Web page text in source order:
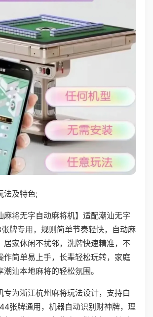
法及特色;
麻将无字自动麻将机】适配潮汕无字
牌专用，规则简单节奏轻快，自动麻
居家休闲不扰邻，洗牌快速精准，不
作简单易上手，长辈轻松玩转，家庭
汕本地麻将的轻松氛围。
专为浙江杭州麻将玩法设计，支持白
张牌通用，机器自动识别财神牌，理